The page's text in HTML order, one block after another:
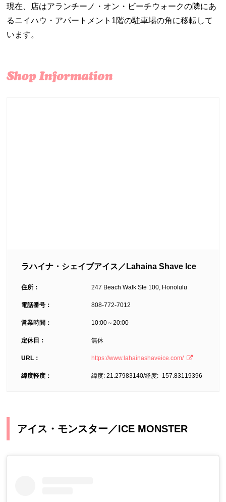
現在、店はアランチーノ・オン・ビーチウォークの隣にあ
るニイハウ・アパートメント1階の駐車場の角に移転して
います。
ラハイナ・シェイブアイス／Lahaina Shave Ice
住所： 247 Beach Walk Ste 100, Honolulu
電話番号： 808-772-7012
営業時間： 10:00～20:00
定休日： 無休
URL： https://www.lahainashaveice.com/
緯度軽度： 緯度: 21.27983140/経度: -157.83119396
アイス・モンスター／ICE MONSTER